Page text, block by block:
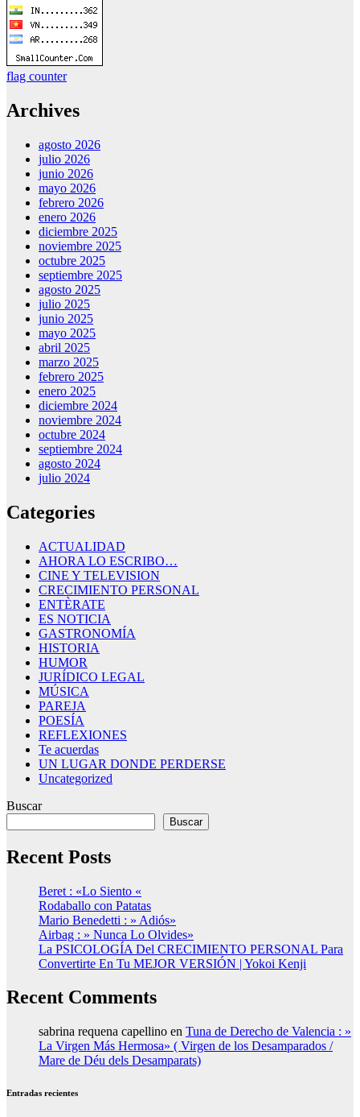
flag counter
Archives
agosto 2026
julio 2026
junio 2026
mayo 2026
febrero 2026
enero 2026
diciembre 2025
noviembre 2025
octubre 2025
septiembre 2025
agosto 2025
julio 2025
junio 2025
mayo 2025
abril 2025
marzo 2025
febrero 2025
enero 2025
diciembre 2024
noviembre 2024
octubre 2024
septiembre 2024
agosto 2024
julio 2024
Categories
ACTUALIDAD
AHORA LO ESCRIBO…
CINE Y TELEVISION
CRECIMIENTO PERSONAL
ENTÈRATE
ES NOTICIA
GASTRONOMÍA
HISTORIA
HUMOR
JURÍDICO LEGAL
MÚSICA
PAREJA
POESÍA
REFLEXIONES
Te acuerdas
UN LUGAR DONDE PERDERSE
Uncategorized
Buscar
Buscar
Recent Posts
Beret : «Lo Siento «
Rodaballo con Patatas
Mario Benedetti : » Adiós»
Airbag : » Nunca Lo Olvides»
La PSICOLOGÍA Del CRECIMIENTO PERSONAL Para
Convertirte En Tu MEJOR VERSIÓN | Yokoi Kenji
Recent Comments
sabrina requena capellino en Tuna de Derecho de Valencia : »
La Virgen Más Hermosa» ( Virgen de los Desamparados /
Mare de Déu dels Desamparats)
Entradas recientes